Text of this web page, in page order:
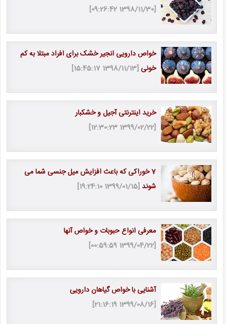
[1398/11/30 09:26:42]
خواص دارویی انجیر خشک برای افراد مبتلا به کم
خونی [1398/11/13 15:45:17]
خرید اینترنتی آجیل و خشکبار
[1399/02/22 12:30:23]
7 خوراکی که باعث افزایش میل جنسی شما می
شوند[1399/01/15 19:24:10]
معرفی انواع حبوبات و خواص آنها
[1399/04/22 00:59:59]
آشنایی با خواص گیاهان دارویی
[1399/08/16 21:16:19]